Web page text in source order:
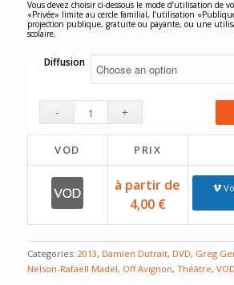
Vous devez choisir ci-dessous le mode d’utilisation de
«Privée» limite au cercle familial, l’utilisation
projection publique, gratuite ou payante, ou une
scolaire.
Diffusion
VOD PRIX
à partir de
4,00 €
Categories: 2013, Damien Dutrait, DVD, Greg
Nelson-Rafaell Madel, Off Avignon, Théâtre, VOD